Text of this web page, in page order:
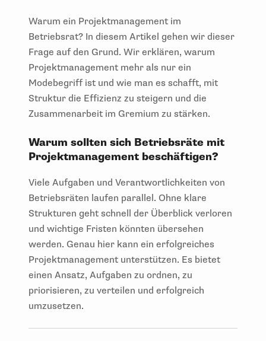
Warum ein Projektmanagement im
Betriebsrat? In diesem Artikel gehen wir dieser
Frage auf den Grund. Wir erklären, warum
Projektmanagement mehr als nur ein
Modebegriff ist und wie man es schafft, mit
Struktur die Effizienz zu steigern und die
Zusammenarbeit im Gremium zu stärken.
Warum sollten sich Betriebsräte mit
Projektmanagement beschäftigen?
Viele Aufgaben und Verantwortlichkeiten von
Betriebsräten laufen parallel. Ohne klare
Strukturen geht schnell der Überblick verloren
und wichtige Fristen könnten übersehen
werden. Genau hier kann ein erfolgreiches
Projektmanagement unterstützen. Es bietet
einen Ansatz, Aufgaben zu ordnen, zu
priorisieren, zu verteilen und erfolgreich
umzusetzen.